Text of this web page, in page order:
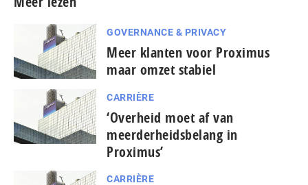
GOVERNANCE & PRIVACY
Meer klanten voor Proximus
maar omzet stabiel
CARRIÈRE
‘Overheid moet af van
meerderheidsbelang in
Proximus’
CARRIÈRE